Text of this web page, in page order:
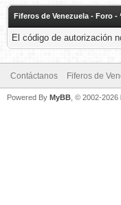
Fiferos de Venezuela - Foro
El código de autorización
Contáctanos Fiferos de
Powered By MyBB , © 2002-2026